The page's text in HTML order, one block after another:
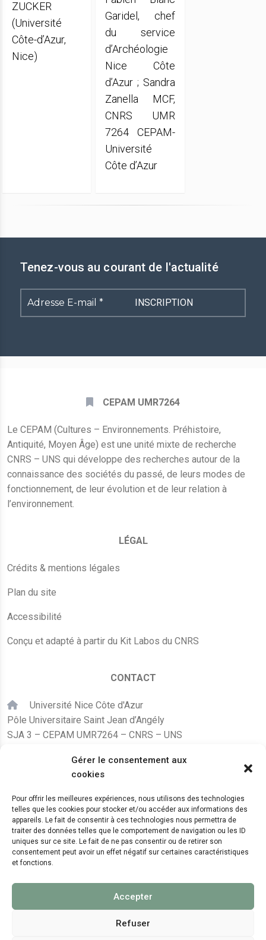
Gérer le consentement aux
cookies
Pour offrir les meilleures expériences, nous utilisons des technologies
telles que les cookies pour stocker et/ou accéder aux informations des
appareils. Le fait de consentir à ces technologies nous permettra de
traiter des données telles que le comportement de navigation ou les ID
uniques sur ce site. Le fait de ne pas consentir ou de retirer son
consentement peut avoir un effet négatif sur certaines caractéristiques
et fonctions.
Accepter
Refuser
ZUCKER
(Université
Côte-d’Azur,
Nice)
Garidel, chef
du service
d’Archéologie
Nice Côte
d’Azur ; Sandra
Zanella MCF,
CNRS UMR
7264 CEPAM-
Université
Côte d’Azur
Tenez-vous au courant de l'actualité
Adresse
E-
CEPAM UMR7264
Le CEPAM (Cultures – Environnements. Préhistoire,
Antiquité, Moyen Âge) est une unité mixte de recherche
CNRS – UNS qui développe des recherches autour de la
connaissance des sociétés du passé, de leurs modes de
fonctionnement, de leur évolution et de leur relation à
l’environnement.
LÉGAL
Crédits & mentions légales
Plan du site
Accessibilité
Conçu et adapté à partir du Kit Labos du CNRS
CONTACT
Université Nice Côte d'Azur
Pôle Universitaire Saint Jean d’Angély
SJA 3 – CEPAM UMR7264 – CNRS – UNS
+33 (0)4 89 15 24 08
LE CEPAM EST HÉBERGÉ PAR